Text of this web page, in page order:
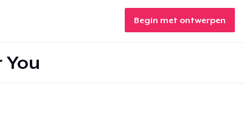
Begin met ontwerpen
You